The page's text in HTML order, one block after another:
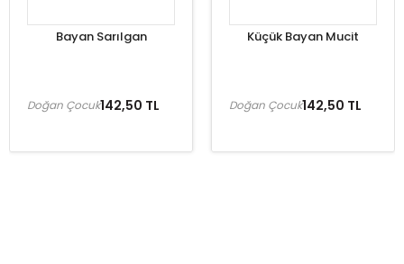
Bayan Sarılgan
142,50 TL
Doğan Çocuk
Küçük Bayan Mucit
142,50 TL
Doğan Çocuk